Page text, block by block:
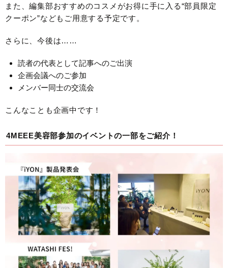
また、編集部おすすめのコスメがお得に手に入る“部員限定
クーポン”などもご用意する予定です。
さらに、今後は……
読者の代表として記事へのご出演
企画会議へのご参加
メンバー同士の交流会
こんなことも企画中です！
4MEEE美容部参加のイベントの一部をご紹介！